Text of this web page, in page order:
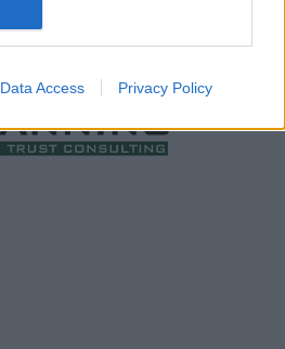
Data Access Privacy Policy